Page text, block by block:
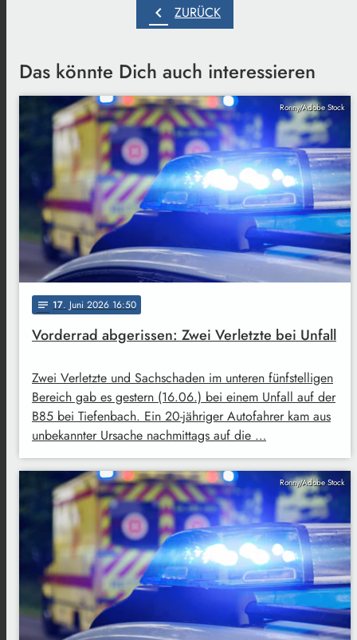
chevron_left ZURÜCK
Das könnte Dich auch interessieren
Ronny/Adobe Stock
notes 17. Juni 2026 16:50
Vorderrad abgerissen: Zwei Verletzte bei Unfall
Zwei Verletzte und Sachschaden im unteren fünfstelligen
Bereich gab es gestern (16.06.) bei einem Unfall auf der
B85 bei Tiefenbach. Ein 20-jähriger Autofahrer kam aus
unbekannter Ursache nachmittags auf die …
Ronny/Adobe Stock